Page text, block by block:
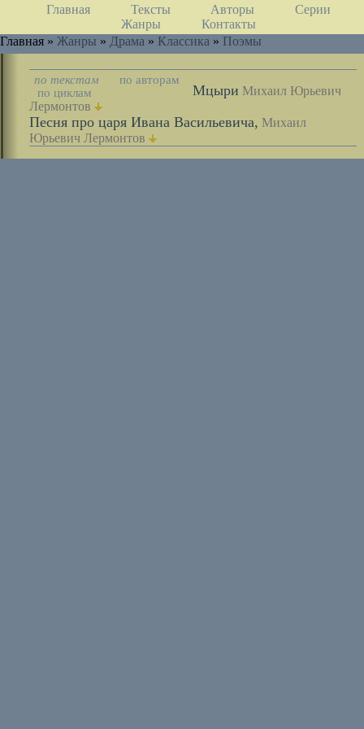
Главная Тексты Авторы
Серии
Жанры
Контакты
Главная » Жанры » Драма » Классика » Поэмы
по текстам
по авторам
по циклам
Мцыри Михаил Юрьевич
Лермонтов
Песня про царя Ивана Васильевича, Михаил
Юрьевич Лермонтов